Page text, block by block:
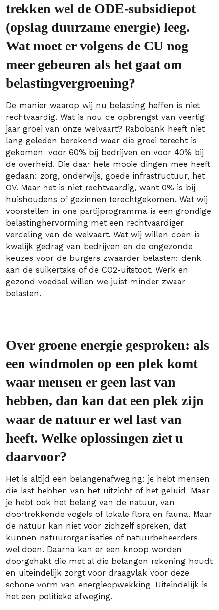
trekken wel de ODE-subsidiepot
(opslag duurzame energie) leeg.
Wat moet er volgens de CU nog
meer gebeuren als het gaat om
belastingvergroening?
De manier waarop wij nu belasting heffen is niet
rechtvaardig. Wat is nou de opbrengst van veertig
jaar groei van onze welvaart? Rabobank heeft niet
lang geleden berekend waar die groei terecht is
gekomen: voor 60% bij bedrijven en voor 40% bij
de overheid. Die daar hele mooie dingen mee heeft
gedaan: zorg, onderwijs, goede infrastructuur, het
OV. Maar het is niet rechtvaardig, want 0% is bij
huishoudens of gezinnen terechtgekomen. Wat wij
voorstellen in ons partijprogramma is een grondige
belastinghervorming met een rechtvaardiger
verdeling van de welvaart. Wat wij willen doen is
kwalijk gedrag van bedrijven en de ongezonde
keuzes voor de burgers zwaarder belasten: denk
aan de suikertaks of de CO2-uitstoot. Werk en
gezond voedsel willen we juist minder zwaar
belasten.
Over groene energie gesproken: als
een windmolen op een plek komt
waar mensen er geen last van
hebben, dan kan dat een plek zijn
waar de natuur er wel last van
heeft. Welke oplossingen ziet u
daarvoor?
Het is altijd een belangenafweging: je hebt mensen
die last hebben van het uitzicht of het geluid. Maar
je hebt ook het belang van de natuur, van
doortrekkende vogels of lokale flora en fauna. Maar
de natuur kan niet voor zichzelf spreken, dat
kunnen natuurorganisaties of natuurbeheerders
wel doen. Daarna kan er een knoop worden
doorgehakt die met al die belangen rekening houdt
en uiteindelijk zorgt voor draagvlak voor deze
schone vorm van energieopwekking. Uiteindelijk is
het een politieke afweging.